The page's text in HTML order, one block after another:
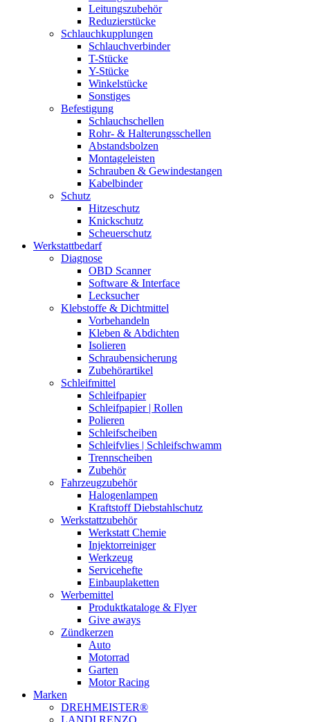
Leitungszubehör
Reduzierstücke
Schlauchkupplungen
Schlauchverbinder
T-Stücke
Y-Stücke
Winkelstücke
Sonstiges
Befestigung
Schlauchschellen
Rohr- & Halterungsschellen
Abstandsbolzen
Montageleisten
Schrauben & Gewindestangen
Kabelbinder
Schutz
Hitzeschutz
Knickschutz
Scheuerschutz
Werkstattbedarf
Diagnose
OBD Scanner
Software & Interface
Lecksucher
Klebstoffe & Dichtmittel
Vorbehandeln
Kleben & Abdichten
Isolieren
Schraubensicherung
Zubehörartikel
Schleifmittel
Schleifpapier
Schleifpapier | Rollen
Polieren
Schleifscheiben
Schleifvlies | Schleifschwamm
Trennscheiben
Zubehör
Fahrzeugzubehör
Halogenlampen
Kraftstoff Diebstahlschutz
Werkstattzubehör
Werkstatt Chemie
Injektorreiniger
Werkzeug
Servicehefte
Einbauplaketten
Werbemittel
Produktkataloge & Flyer
Give aways
Zündkerzen
Auto
Motorrad
Garten
Motor Racing
Marken
DREHMEISTER®
LANDI RENZO